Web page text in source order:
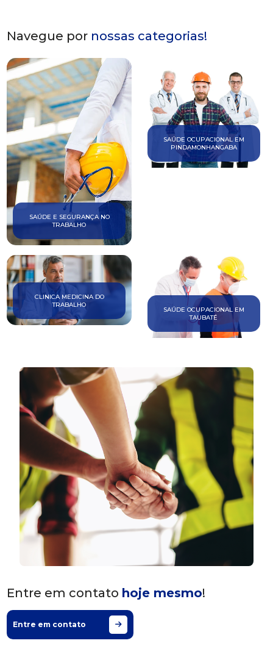
Navegue por nossas categorias!
SAÚDE E SEGURANÇA NO
TRABALHO
SAÚDE OCUPACIONAL EM
PINDAMONHANGABA
CLINICA MEDICINA DO
TRABALHO
SAÚDE OCUPACIONAL EM
TAUBATÉ
Entre em contato hoje mesmo!
Entre em contato